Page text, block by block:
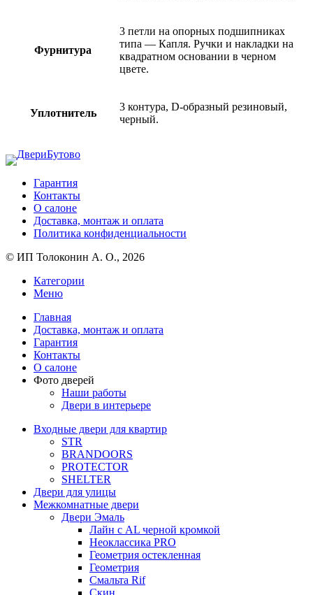
Фурнитура
3 петли на опорных подшипниках
типа — Капля. Ручки и накладки на
квадратном основании в черном
цвете.
Уплотнитель
3 контура, D-образный резиновый,
черный.
Гарантия
Контакты
О салоне
Доставка, монтаж и оплата
Политика конфиденциальности
© ИП Толоконин А. О., 2026
Категории
Меню
Главная
Доставка, монтаж и оплата
Гарантия
Контакты
О салоне
Фото дверей
Наши работы
Двери в интерьере
Входные двери для квартир
STR
BRANDOORS
PROTECTOR
SHELTER
Двери для улицы
Межкомнатные двери
Двери Эмаль
Лайн с AL черной кромкой
Неоклассика PRO
Геометрия остекленная
Геометрия
Смальта Rif
Скин